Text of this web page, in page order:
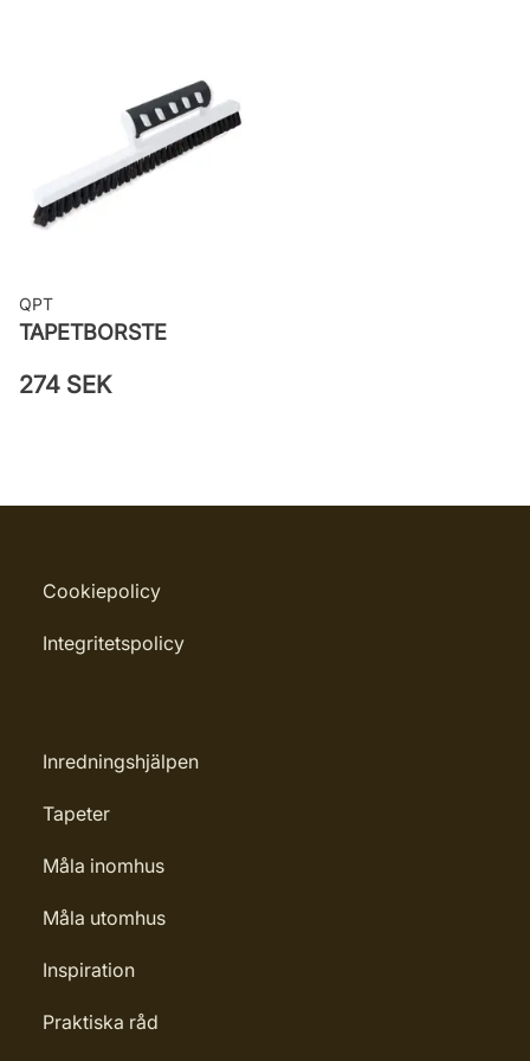
Applicering av lim: Lim strykes på
väggen
Leverantörens artikelnummer:
82016
QPT
TAPETBORSTE
274 SEK
Cookiepolicy
Integritetspolicy
Inredningshjälpen
Tapeter
Måla inomhus
Måla utomhus
Inspiration
Praktiska råd